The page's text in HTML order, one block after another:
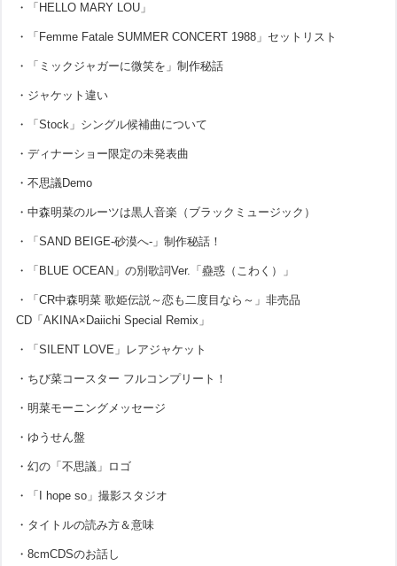
・「HELLO MARY LOU」
・「Femme Fatale SUMMER CONCERT 1988」セットリスト
・「ミックジャガーに微笑を」制作秘話
・ジャケット違い
・「Stock」シングル候補曲について
・ディナーショー限定の未発表曲
・不思議Demo
・中森明菜のルーツは黒人音楽（ブラックミュージック）
・「SAND BEIGE-砂漠へ-」制作秘話！
・「BLUE OCEAN」の別歌詞Ver.「蠱惑（こわく）」
・「CR中森明菜 歌姫伝説～恋も二度目なら～」非売品
CD「AKINA×Daiichi Special Remix」
・「SILENT LOVE」レアジャケット
・ちび菜コースター フルコンプリート！
・明菜モーニングメッセージ
・ゆうせん盤
・幻の「不思議」ロゴ
・「I hope so」撮影スタジオ
・タイトルの読み方＆意味
・8cmCDSのお話し